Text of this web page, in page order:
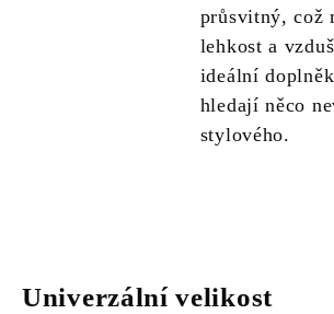
průsvitný, což
lehkost a
ideální
hledají něco
stylového.
Univerzální velikost